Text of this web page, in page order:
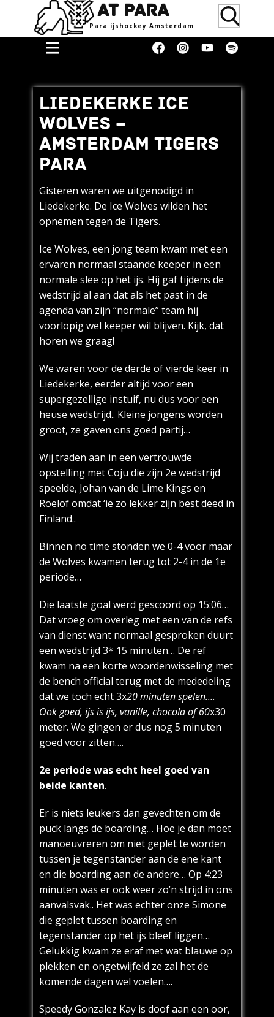
AT PARA
Para ijsho​ckey Amsterdam
Doneren
Erkenning
Supporters
Over
Blog
Donaties
LIEDEKERKE ICE
WOLVES –
AMSTERDAM TIGERS
PARA
Gisteren waren we uitgenodigd in
Liedekerke. De Ice Wolves wilden het
opnemen tegen de Tigers.
Ice Wolves, een jong team kwam met een
ervaren normaal staande keeper in een
normale slee op het ijs. Hij gaf tijdens de
wedstrijd al aan dat als het past in de
agenda van zijn “normale” team hij
voorlopig wel keeper wil blijven. Kijk, dat
horen we graag!
We waren voor de derde of vierde keer in
Liedekerke, eerder altijd voor een
supergezellige instuif, nu dus voor een
heuse wedstrijd.. Kleine jongens worden
groot, ze gaven ons goed partij…
Wij traden aan in een vertrouwde
opstelling met Coju die zijn 2e wedstrijd
speelde, Johan van de Lime Kings en
Roelof omdat ‘ie zo lekker zijn best deed in
Finland..
Binnen no time stonden we 0-4 voor maar
de Wolves kwamen terug tot 2-4 in de 1e
periode…
Die laatste goal werd gescoord op 15:06…
Dat vroeg om overleg met een van de refs
van dienst want normaal gesproken duurt
een wedstrijd 3* 15 minuten… De ref
kwam na een korte woordenwisseling met
de bench official terug met de mededeling
dat we toch echt 3x20 minuten spelen….
Ook goed, ijs is ijs, vanille, chocola of 60x30
meter. We gingen er dus nog 5 minuten
goed voor zitten….
2e periode was echt heel goed van
beide kanten.
Er is niets leukers dan gevechten om de
puck langs de boarding… Hoe je dan moet
manoeuvreren om niet geplet te worden
tussen je tegenstander aan de ene kant
en die boarding aan de andere… Op 4:23
minuten was er ook weer zo’n strijd in ons
aanvalsvak.. Het was echter onze Simone
die geplet tussen boarding en
tegenstander op het ijs bleef liggen…
Gelukkig kwam ze eraf met wat blauwe op
plekken en ongetwijfeld ze zal het de
komende dagen wel voelen….
Speedy Gonzalez Kay is doof aan een oor,